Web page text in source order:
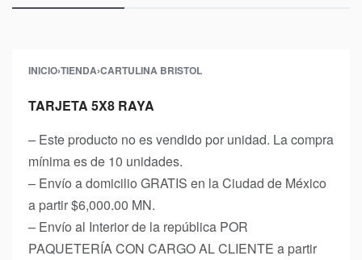
INICIO›TIENDA›CARTULINA BRISTOL
TARJETA 5X8 RAYA
– Este producto no es vendido por unidad. La compra
mínima es de 10 unidades.
– Envío a domicilio GRATIS en la Ciudad de México
a partir $6,000.00 MN.
– Envío al Interior de la república POR
PAQUETERÍA CON CARGO AL CLIENTE a partir